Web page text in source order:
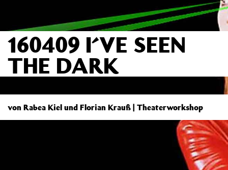
160409 I´VE SEEN
THE DARK
von Rabea Kiel und Florian Krauß | Theaterworkshop